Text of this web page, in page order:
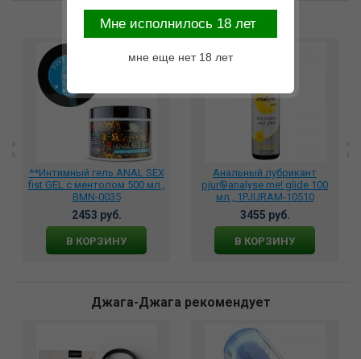
Возможные варианты замены
**Интимный гель ANAL SEX
fist GEL с ментолом 500 мл.,
BMN-0035
2453 руб.
В КОРЗИНУ
Анальный лубрикант
pjur®analyse me! glide 100
мл., 1PJURAM-10510
3455 руб.
В КОРЗИНУ
Джага-Джага рекомендует
Mне исполнилось 18 лет
мне еще нет 18 лет